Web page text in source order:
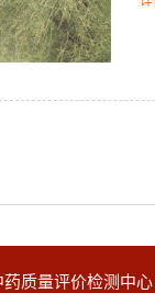
药质量评价检测中心